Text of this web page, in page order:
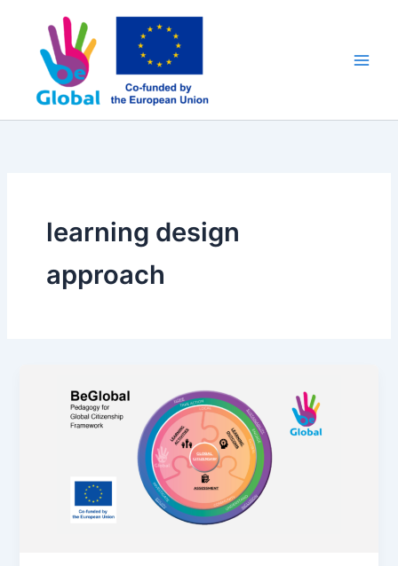
contenido
learning design
approach
framework
teachers’